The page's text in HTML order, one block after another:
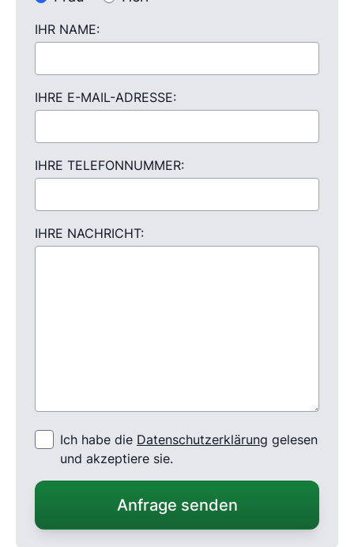
IHR NAME:
IHRE E-MAIL-ADRESSE:
IHRE TELEFONNUMMER:
IHRE NACHRICHT:
Ich habe die Datenschutzerklärung gelesen
und akzeptiere sie.
Anfrage senden